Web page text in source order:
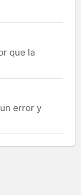
que la
error y